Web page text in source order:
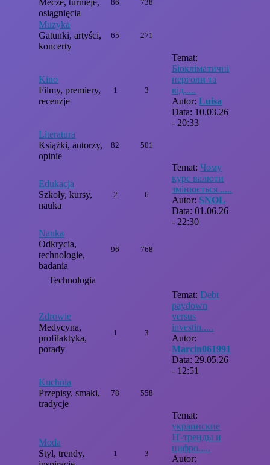
Mecze, turnieje,
osiągnięcia
86 738
Muzyka
Gatunki, artyści,
koncerty
65 271
Kino
Filmy, premiery,
recenzje
1 3
Temat:
Біокліматичні
перголи та
від.....
Autor:Luisa
Data: 10.03.26
- 20:33
Literatura
Książki, autorzy,
opinie
82 501
Edukacja
Szkoły, kursy,
nauka
2 6
Temat:Чому
курс валюти
змінюється .....
Autor: SNOL
Data: 01.06.26
- 22:30
Nauka
Odkrycia,
technologie,
badania
96 768
Technologia
Zdrowie
Medycyna,
profilaktyka,
porady
1 3
Temat:Debt
paydown
versus
investin.....
Autor:
Marcin061991
Data: 29.05.26
- 12:51
Kuchnia
Przepisy, smaki,
tradycje
78 558
Moda
Styl, trendy,
1 3
Temat:
украинские
IT-тренды и
цифро.....
Autor: